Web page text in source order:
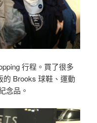
行程。買了很多
Brooks 球鞋、運動
念品。